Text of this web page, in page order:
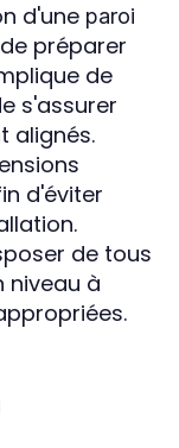
d'une paroi
préparer
de
s'assurer
alignés.
d'éviter
de tous
niveau à